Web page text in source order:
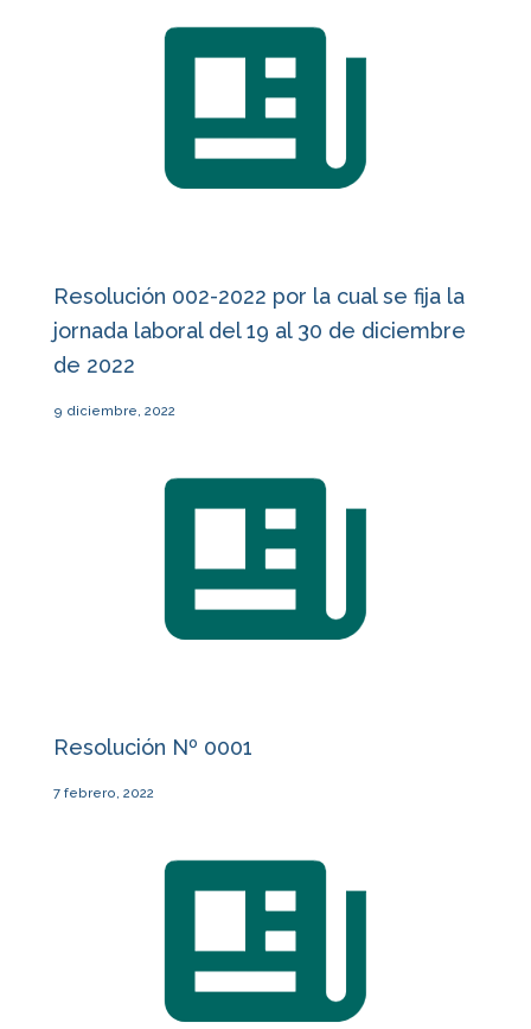
Resolución 002-2022 por la cual se fija la
jornada laboral del 19 al 30 de diciembre
de 2022
9 diciembre, 2022
Resolución Nº 0001
7 febrero, 2022